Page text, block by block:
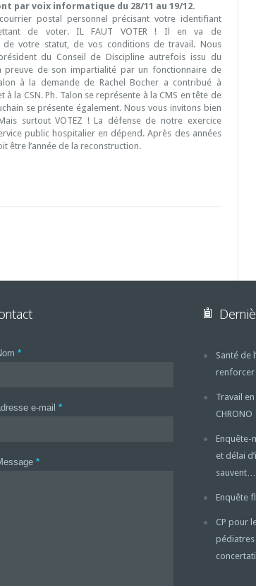
par voix informatique du 28/11 au 19/12.
postal personnel précisant votre identifiant
de voter. IL FAUT VOTER ! Il en va de
votre statut, de vos conditions de travail. Nous
du Conseil de Discipline autrefois issu du
preuve de son impartialité par un fonctionnaire de
à la demande de Rachel Bocher a contribué à
la CSN. Ph. Talon se représente à la CMS en tête de
se présente également. Nous vous invitons bien
surtout VOTEZ ! La défense de notre exercice
public hospitalier en dépend. Après des années
être l’année de la reconstruction.
*
e-mail *
*
Santé de
renforcer
Travail
CHRONO
Enquête-
et délai
sauvent…
Enquête
CP pour
pédiatres